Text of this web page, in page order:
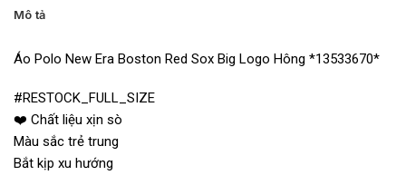
Mô tả
Áo Polo New Era Boston Red Sox Big Logo Hông *13533670*
#RESTOCK_FULL_SIZE
❤️ Chất liệu xịn sò
Màu sắc trẻ trung
Bắt kịp xu hướng